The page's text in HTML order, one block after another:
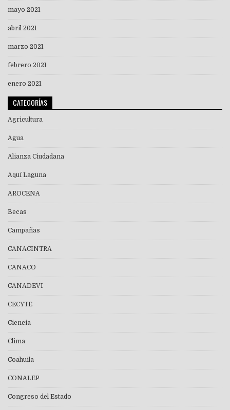
mayo 2021
abril 2021
marzo 2021
febrero 2021
enero 2021
CATEGORÍAS
Agricultura
Agua
Alianza Ciudadana
Aquí Laguna
AROCENA
Becas
Campañas
CANACINTRA
CANACO
CANADEVI
CECYTE
Ciencia
Clima
Coahuila
CONALEP
Congreso del Estado